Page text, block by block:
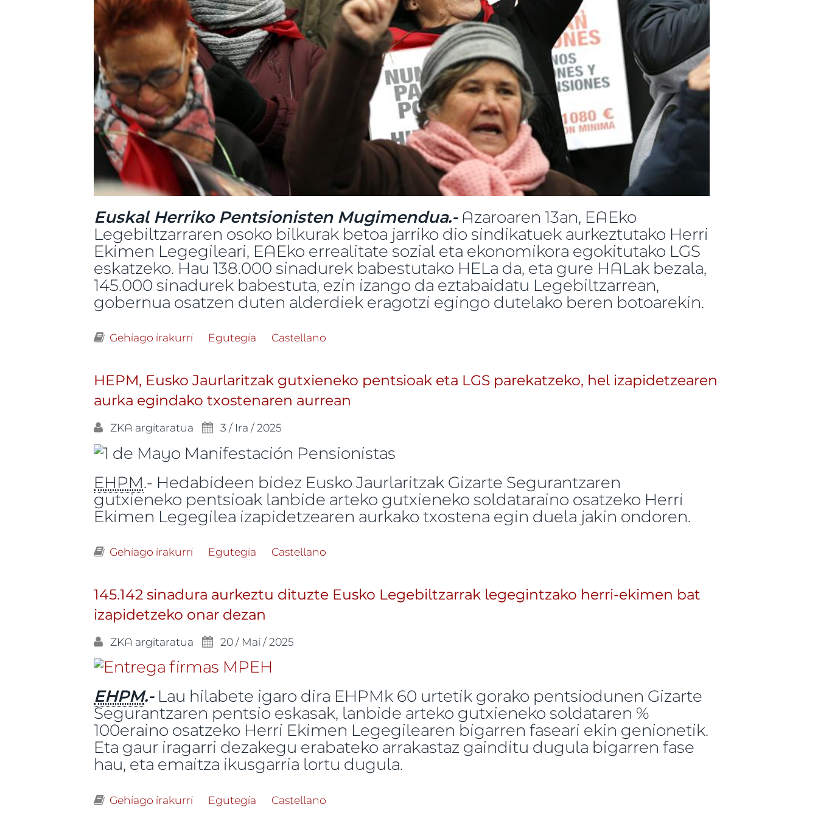
Euskal Herriko Pentsionisten Mugimendua.-Azaroaren 13an, EAEko
Legebiltzarraren osoko bilkurak betoa jarriko dio sindikatuek aurkeztutako Herri
Ekimen Legegileari, EAEko errealitate sozial eta ekonomikora egokitutako LGS
eskatzeko. Hau 138.000 sinadurek babestutako HELa da, eta gure HALak bezala,
145.000 sinadurek babestuta, ezin izango da eztabaidatu Legebiltzarrean,
gobernua osatzen duten alderdiek eragotzi egingo dutelako beren botoarekin.
Gehiago irakurri Euskal Herriko Mugimendu Pentsionistak LGS propio baten aldeko mobilizazio sindikalak babesten ditu -ri buruz
Egutegia Castellano
HEPM, Eusko Jaurlaritzak gutxieneko pentsioak eta LGS parekatzeko, hel izapidetzearen
aurka egindako txostenaren aurrean
ZKA argitaratua 3 / Ira / 2025
EHPM.- Hedabideen bidez Eusko Jaurlaritzak Gizarte Segurantzaren
gutxieneko pentsioak lanbide arteko gutxieneko soldataraino osatzeko Herri
Ekimen Legegilea izapidetzearen aurkako txostena egin duela jakin ondoren.
Gehiago irakurri HEPM, Eusko Jaurlaritzak gutxieneko pentsioak eta LGS parekatzeko, hel izapidetzearen aurka egindako txostenaren
Egutegia Castellano
145.142 sinadura aurkeztu dituzte Eusko Legebiltzarrak legegintzako herri-ekimen bat
izapidetzeko onar dezan
ZKA argitaratua 20 / Mai / 2025
EHPM.-Lau hilabete igaro dira EHPMk 60 urtetik gorako pentsiodunen Gizarte
Segurantzaren pentsio eskasak, lanbide arteko gutxieneko soldataren %
100eraino osatzeko Herri Ekimen Legegilearen bigarren faseari ekin genionetik.
Eta gaur iragarri dezakegu erabateko arrakastaz gainditu dugula bigarren fase
hau, eta emaitza ikusgarria lortu dugula.
Gehiago irakurri 145.142 sinadura aurkeztu dituzte Eusko Legebiltzarrak legegintzako herri-ekimen bat izapidetzeko onar dezan -ri buruz
Egutegia Castellano